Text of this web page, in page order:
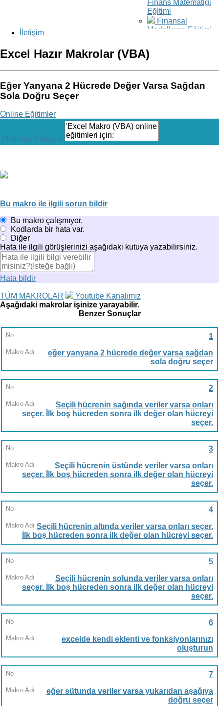
Finans Matematiği
Eğitimi
Finansal
Modelleme Eğitimi
Eğitimi
Hizmetleri
Projeleri
İletişim
Excel Hazır Makrolar (VBA)
Eğer Yanyana 2 Hücrede Değer Varsa Sağdan
Sola Doğru Seçer
Online Eğitimler
Makroyu Kopyala
Bu makro ile ilgili sorun bildir
Bu makro çalışmıyor.
Kodlarda bir hata var.
Diğer
Hata ile ilgili görüşlerinizi aşağıdaki kutuya yazabilirsiniz.
Hata bildir
TÜM MAKROLAR
Youtube Kanalımız
Aşağıdaki makrolar işinize yarayabilir.
Benzer Sonuçlar
No
Makro
1
eğer yanyana 2 hücrede değer varsa sağdan
sola doğru seçer
2
Seçili hücrenin sağında veriler varsa onları
seçer. İlk boş hücreden sonra ilk değer olan hücreyi
seçer.
3
Seçili hücrenin üstünde veriler varsa onları
seçer. İlk boş hücreden sonra ilk değer olan hücreyi
seçer.
4
Seçili hücrenin altında veriler varsa onları seçer.
İlk boş hücreden sonra ilk değer olan hücreyi seçer.
5
Seçili hücrenin solunda veriler varsa onları
seçer. İlk boş hücreden sonra ilk değer olan hücreyi
seçer.
6
excelde kendi eklenti ve fonksiyonlarınızı
oluşturun
7
eğer sütunda veriler varsa yukarıdan aşağıya
doğru seçer